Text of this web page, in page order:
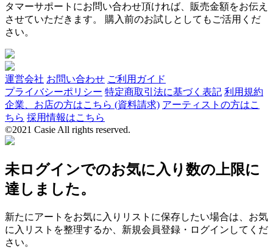
タマーサポートにお問い合わせ頂ければ、販売金額をお伝え
させていただきます。 購入前のお試しとしてもご活用くだ
さい。
運営会社 お問い合わせ ご利用ガイド
プライバシーポリシー 特定商取引法に基づく表記 利用規約
企業、お店の方はこちら (資料請求) アーティストの方はこ
ちら 採用情報はこちら
©2021 Casie All rights reserved.
未ログインでのお気に入り数の上限に
達しました。
新たにアートをお気に入りリストに保存したい場合は、お気
に入リストを整理するか、新規会員登録・ログインしてくだ
さい。